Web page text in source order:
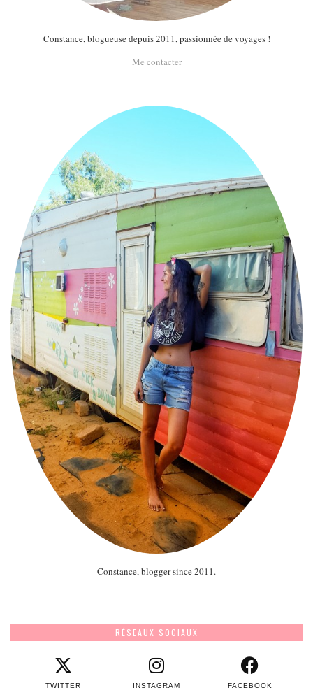
Constance, blogueuse depuis 2011, passionnée de voyages !
Me contacter
Constance, blogger since 2011.
RÉSEAUX SOCIAUX
TWITTER INSTAGRAM FACEBOOK